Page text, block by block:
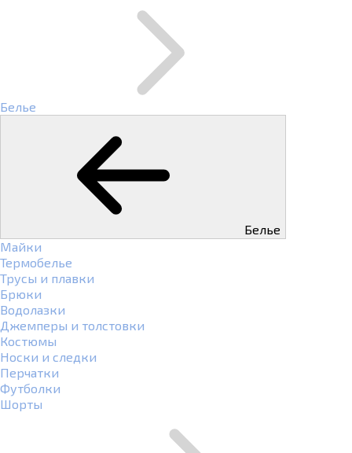
Белье
Белье
Майки
Термобелье
Трусы и плавки
Брюки
Водолазки
Джемперы и толстовки
Костюмы
Носки и следки
Перчатки
Футболки
Шорты